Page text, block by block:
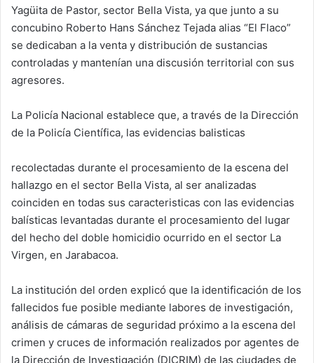
Yagüita de Pastor, sector Bella Vista, ya que junto a su
concubino Roberto Hans Sánchez Tejada alias “El Flaco”
se dedicaban a la venta y distribución de sustancias
controladas y mantenían una discusión territorial con sus
agresores.
La Policía Nacional establece que, a través de la Dirección
de la Policía Científica, las evidencias balisticas
recolectadas durante el procesamiento de la escena del
hallazgo en el sector Bella Vista, al ser analizadas
coinciden en todas sus caracteristicas con las evidencias
balísticas levantadas durante el procesamiento del lugar
del hecho del doble homicidio ocurrido en el sector La
Virgen, en Jarabacoa.
La institución del orden explicó que la identificación de los
fallecidos fue posible mediante labores de investigación,
análisis de cámaras de seguridad próximo a la escena del
crimen y cruces de información realizados por agentes de
la Dirección de Investigación (DICRIM) de las ciudades de